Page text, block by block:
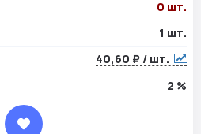
0 шт.
1 шт.
40,60 ₽ / шт.
2 %